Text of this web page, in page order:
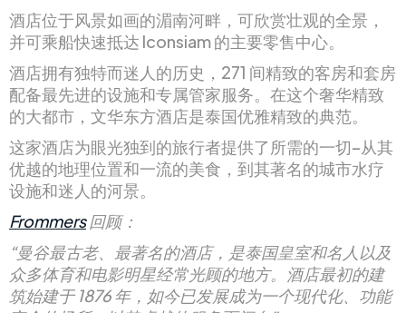
酒店位于风景如画的湄南河畔，可欣赏壮观的全景，
并可乘船快速抵达 Iconsiam 的主要零售中心。
酒店拥有独特而迷人的历史，271 间精致的客房和套房
配备最先进的设施和专属管家服务。在这个奢华精致
的大都市，文华东方酒店是泰国优雅精致的典范。
这家酒店为眼光独到的旅行者提供了所需的一切–从其
优越的地理位置和一流的美食，到其著名的城市水疗
设施和迷人的河景。
Frommers 回顾：
“曼谷最古老、最著名的酒店，是泰国皇室和名人以及
众多体育和电影明星经常光顾的地方。酒店最初的建
筑始建于 1876 年，如今已发展成为一个现代化、功能